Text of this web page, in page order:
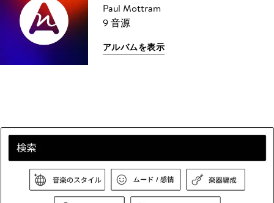
Paul Mottram
9 音源
アルバムを表示